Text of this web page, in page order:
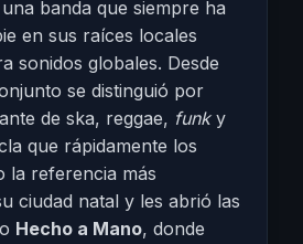
banda que siempre ha
en sus raíces locales
sonidos globales. Desde
se distinguió por
de ska, reggae, funky
que rápidamente los
la referencia más
ciudad natal y les abrió las
Hecho a Mano, donde